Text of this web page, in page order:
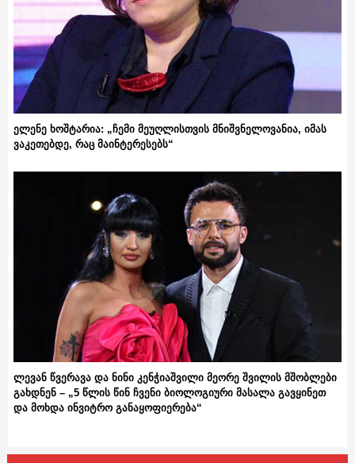
ელენე ხოშტარია: „ჩემი მეუღლისთვის მნიშვნელოვანია, იმას
ვაკეთებდე, რაც მაინტერესებს“
ლევან წვერავა და ნინი კენჭიაშვილი მეორე შვილის მშობლები
გახდნენ – „5 წლის წინ ჩვენი ბიოლოგიური მასალა გავყინეთ
და მოხდა ინვიტრო განაყოფიერება“